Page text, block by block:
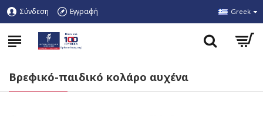
Σύνδεση Εγγραφή Greek
Βρεφικό-παιδικό κολάρο αυχένα